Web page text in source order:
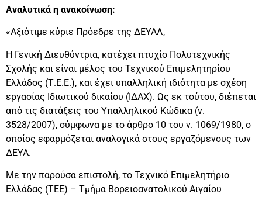
Αναλυτικά η ανακοίνωση:
«Αξιότιμε κύριε Πρόεδρε της ΔΕΥΑΛ,
Η Γενική Διευθύντρια, κατέχει πτυχίο Πολυτεχνικής
Σχολής και είναι μέλος του Τεχνικού Επιμελητηρίου
Ελλάδος (Τ.Ε.Ε.), και έχει υπαλληλική ιδιότητα με σχέση
εργασίας Ιδιωτικού δικαίου (ΙΔΑΧ). Ως εκ τούτου, διέπεται
από τις διατάξεις του Υπαλληλικού Κώδικα (ν.
3528/2007), σύμφωνα με το άρθρο 10 του ν. 1069/1980, ο
οποίος εφαρμόζεται αναλογικά στους εργαζόμενους των
ΔΕΥΑ.
Με την παρούσα επιστολή, το Τεχνικό Επιμελητήριο
Ελλάδας (ΤΕΕ) – Τμήμα Βορειοανατολικού Αιγαίου